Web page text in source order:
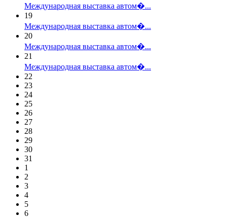
Международная выставка автом�...
19
Международная выставка автом�...
20
Международная выставка автом�...
21
Международная выставка автом�...
22
23
24
25
26
27
28
29
30
31
1
2
3
4
5
6